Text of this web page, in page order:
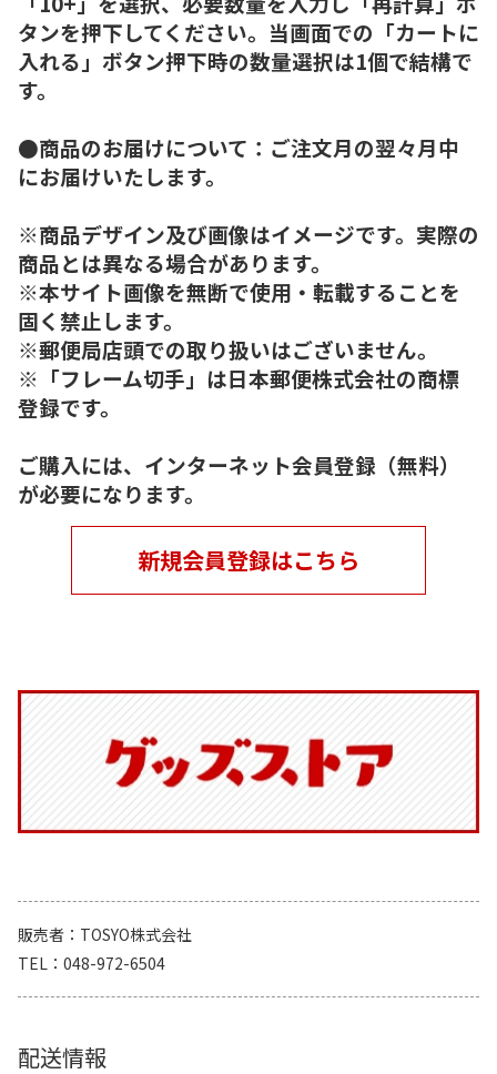
タンを押下してください。当画面での「カートに
入れる」ボタン押下時の数量選択は1個で結構で
す。
●商品のお届けについて：ご注文月の翌々月中
にお届けいたします。
※商品デザイン及び画像はイメージです。実際の
商品とは異なる場合があります。
※本サイト画像を無断で使用・転載することを
固く禁止します。
※郵便局店頭での取り扱いはございません。
※「フレーム切手」は日本郵便株式会社の商標
登録です。
ご購入には、インターネット会員登録（無料）
が必要になります。
新規会員登録はこちら
販売者
TOSYO株式会社
TEL
048-972-6504
配送情報